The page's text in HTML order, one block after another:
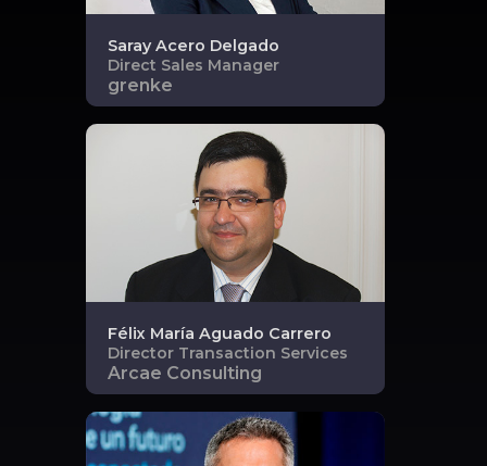
Saray Acero Delgado
Direct Sales Manager
grenke
Félix María Aguado Carrero
Director Transaction Services
Arcae Consulting